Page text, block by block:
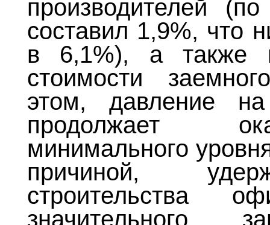
производителей
составил 1,9%, что
в 6,1%), а также
стоимости
этом, давление
продолжает
минимального
причиной,
строительства
значительного